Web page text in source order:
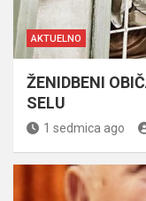
AKTUELNO
ŽENIDBENI
SELU
1 sedmica ago